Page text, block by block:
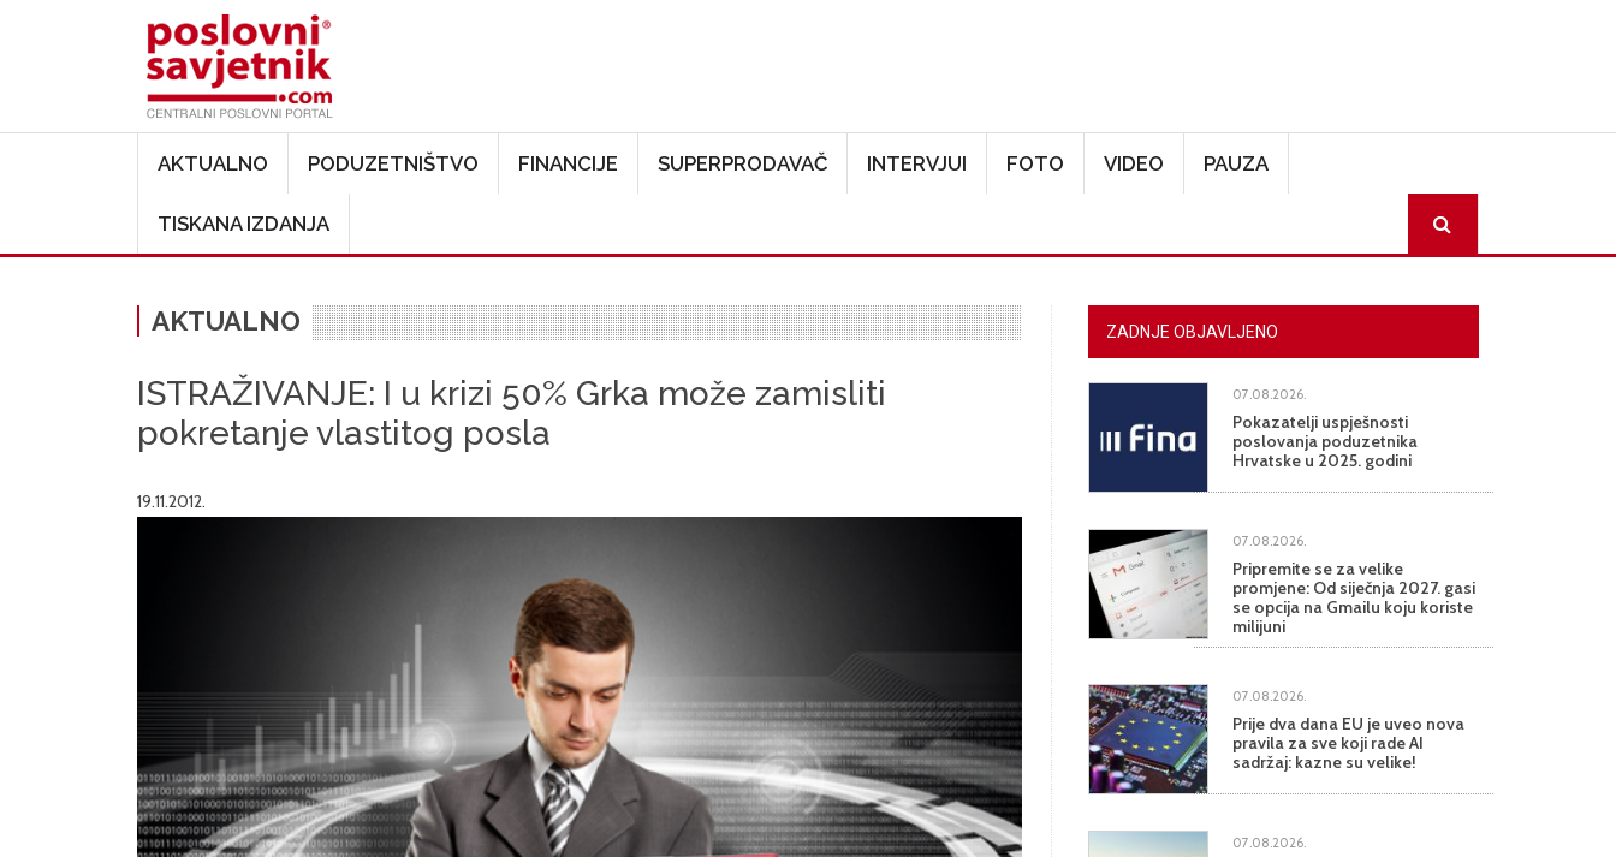
AKTUALNO PODUZETNIŠTVO FINANCIJE SUPERPRODAVAČ INTERVJUI FOTO VIDEO PAUZA
TISKANA IZDANJA
AKTUALNO
ISTRAŽIVANJE: I u krizi 50% Grka može zamisliti
pokretanje vlastitog posla
19.11.2012.
ZADNJE OBJAVLJENO
07.08.2026.
Pokazatelji uspješnosti
poslovanja poduzetnika
Hrvatske u 2025. godini
07.08.2026.
Pripremite se za velike
promjene: Od siječnja 2027. gasi
se opcija na Gmailu koju koriste
milijuni
07.08.2026.
Prije dva dana EU je uveo nova
pravila za sve koji rade AI
sadržaj: kazne su velike!
07.08.2026.